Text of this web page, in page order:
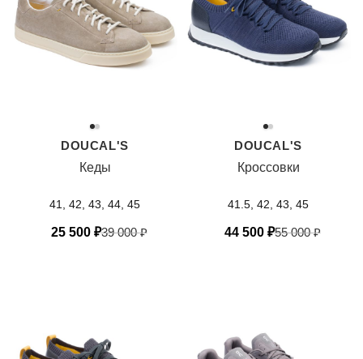
DOUCAL'S
Кеды
41, 42, 43, 44, 45
25 500 ₽39 000₽
DOUCAL'S
Кроссовки
41.5, 42, 43, 45
44 500 ₽55 000₽